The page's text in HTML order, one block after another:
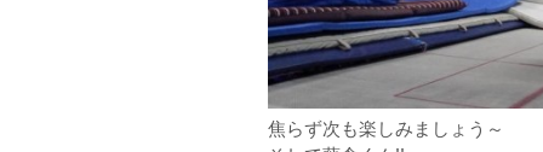
焦らず次も楽しみましょう～